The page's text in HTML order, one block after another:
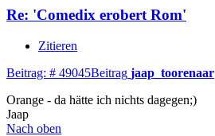
Re: 'Comedix erobert Rom'
Zitieren
Beitrag: # 49045Beitrag jaap_toorenaar
Orange - da hätte ich nichts dagegen;)
Jaap
Nach oben